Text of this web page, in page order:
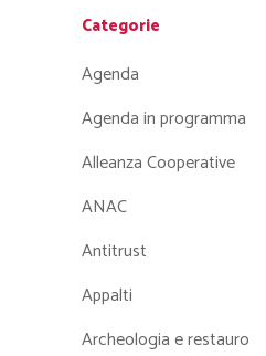
Categorie
Agenda
Agenda in programma
Alleanza Cooperative
ANAC
Antitrust
Appalti
Archeologia e restauro